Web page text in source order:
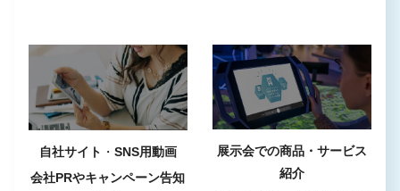
自社サイト ・ SNS用動画
会社PRやキャンペーン告知
展示会での商品・サービス
紹介